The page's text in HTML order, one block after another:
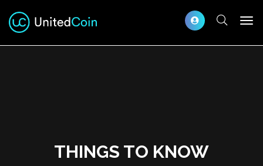
THINGS TO KNOW